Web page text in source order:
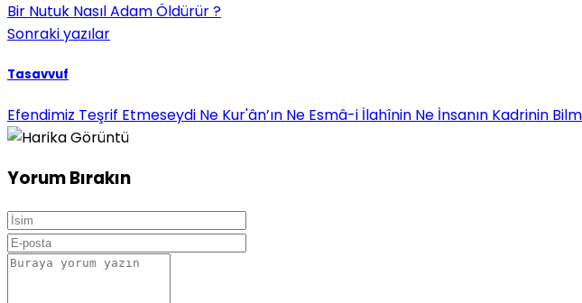
Bir Nutuk Nasıl Adam Öldürür ?
Sonraki yazılar
Tasavvuf
Efendimiz Teşrif Etmeseydi Ne Kur'ân’ın Ne Esmâ-i İlahînin Ne İnsanın Kadrinin
Yorum Bırakın